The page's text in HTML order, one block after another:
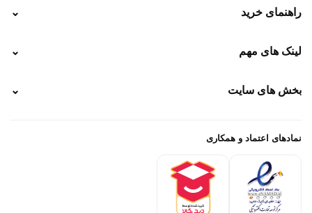
راهنمای خرید ⌄
نحوه پرداخت
راهنمای سفارش
لینک های مهم ⌄
رهگیری تیپاکس
خرید لباس جدید بارسلونا 2025/2026
بخش های سایت ⌄
پرداخت باز
تماس با ما
نمادهای اعتماد و همکاری